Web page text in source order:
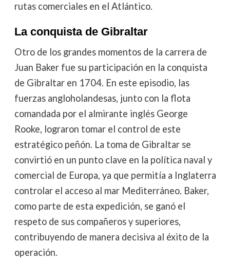
rutas comerciales en el Atlántico.
La conquista de Gibraltar
Otro de los grandes momentos de la carrera de
Juan Baker fue su participación en la conquista
de Gibraltar en 1704. En este episodio, las
fuerzas angloholandesas, junto con la flota
comandada por el almirante inglés George
Rooke, lograron tomar el control de este
estratégico peñón. La toma de Gibraltar se
convirtió en un punto clave en la política naval y
comercial de Europa, ya que permitía a Inglaterra
controlar el acceso al mar Mediterráneo. Baker,
como parte de esta expedición, se ganó el
respeto de sus compañeros y superiores,
contribuyendo de manera decisiva al éxito de la
operación.